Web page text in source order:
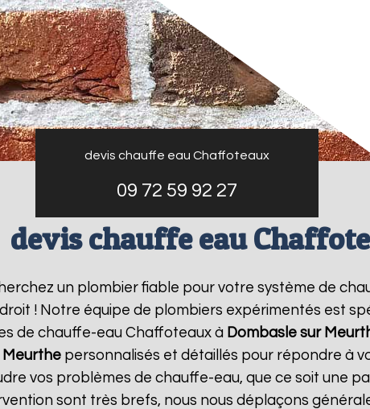
devis chauffe eau Chaffoteaux
09 72 59 92 27
devis chauffe eau
un plombier fiable pour votre système de
! Notre équipe de plombiers expérimentés est
de chauffe-eau Chaffoteaux à Dombasle sur
Meurthepersonnalisés et détaillés pour répondre à
vos problèmes de chauffe-eau, que ce soit une
sont très brefs, nous nous déplaçons